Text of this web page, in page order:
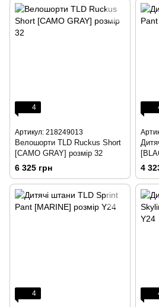
4
Артикул: 218249013
Велошорти TLD Ruckus Short
[CAMO GRAY] розмір 32
6 325 грн 4
4